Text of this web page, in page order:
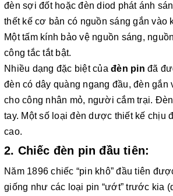
đèn sợi đốt hoặc đèn diod phát ánh
thết kế cơ bản có nguồn sáng gắn vào
Một tấm kính bảo vệ nguồn sáng,
công tắc tắt bật.
Nhiều dạng đặc biệt của đèn pin đã
đèn có dây quàng ngang đầu, đèn gắn
cho công nhân mỏ, người cắm trại.
tay. Một số loại đèn dược thiết kế chịu
cao.
2. Chiếc đèn pin đầu tiên:
Năm 1896 chiếc “pin khô” đầu tiên
giống như các loại pin “ướt” trước kia